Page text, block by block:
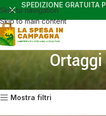
Skip to navigation
Skip to main content
SPEDIZIONE GRATUITA
Home Shop
Mostra filtri